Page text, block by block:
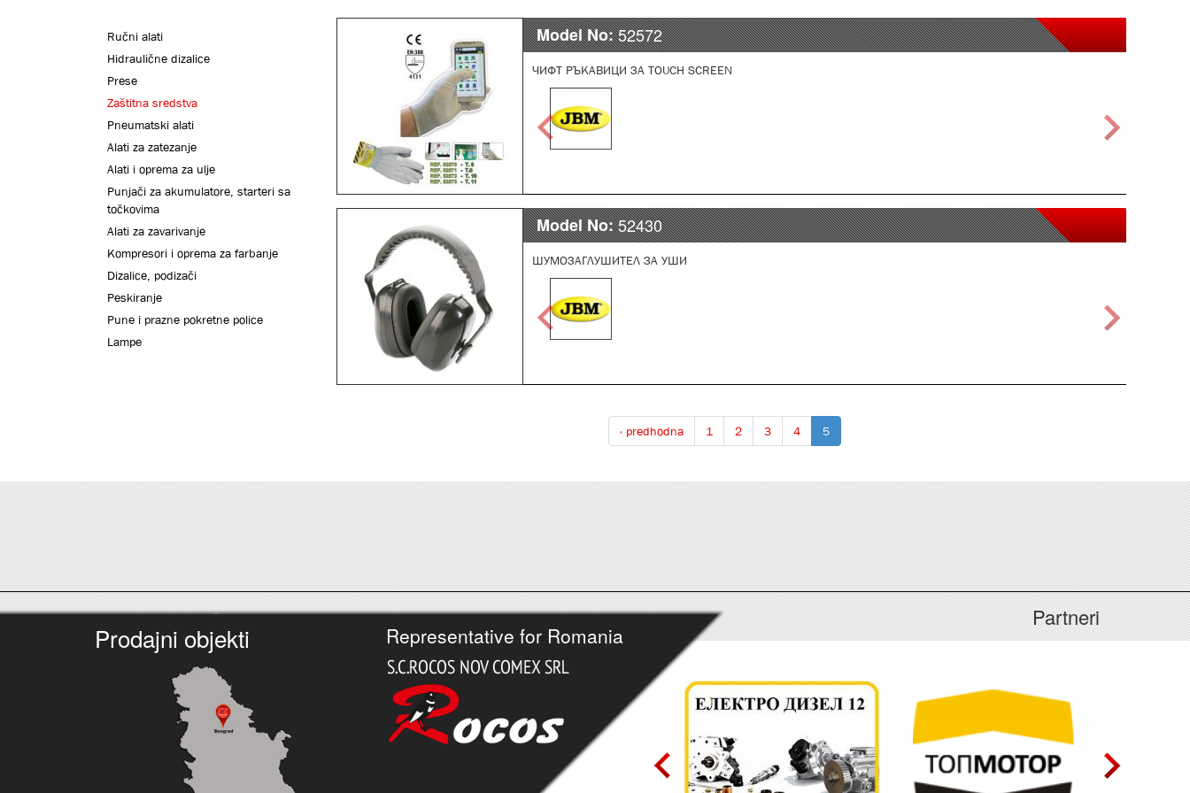
Ručni alati
Hidraulične dizalice
Prese
Zaštitna sredstva
Pneumatski alati
Alati za zatezanje
Alati i oprema za ulje
Punjači za akumulatore, starteri sa
točkovima
Alati za zavarivanje
Kompresori i oprema za farbanje
Dizalice, podizači
Peskiranje
Pune i prazne pokretne police
Lampe
Model No:52572
ЧИФТ РЪКАВИЦИ ЗА TOUCH SCREEN
Model No:52430
ШУМОЗАГЛУШИТЕЛ ЗА УШИ
‹ predhodna 1 2 3 4 5
Partneri
Prodajni objekti Representative for Romania